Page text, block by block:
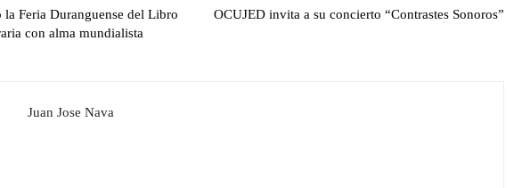
Feria Duranguense del Libro
con alma mundialista
OCUJED invita a su concierto “Contrastes Sonoros”
Juan Jose Nava